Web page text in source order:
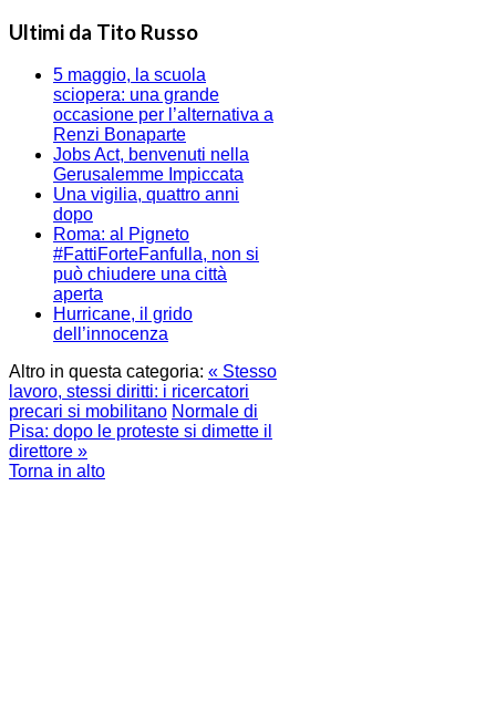
Ultimi da Tito Russo
5 maggio, la scuola
sciopera: una grande
occasione per l’alternativa a
Renzi Bonaparte
Jobs Act, benvenuti nella
Gerusalemme Impiccata
Una vigilia, quattro anni
dopo
Roma: al Pigneto
#FattiForteFanfulla, non si
può chiudere una città
aperta
Hurricane, il grido
dell’innocenza
Altro in questa categoria: « Stesso
lavoro, stessi diritti: i ricercatori
precari si mobilitano Normale di
Pisa: dopo le proteste si dimette il
direttore »
Torna in alto